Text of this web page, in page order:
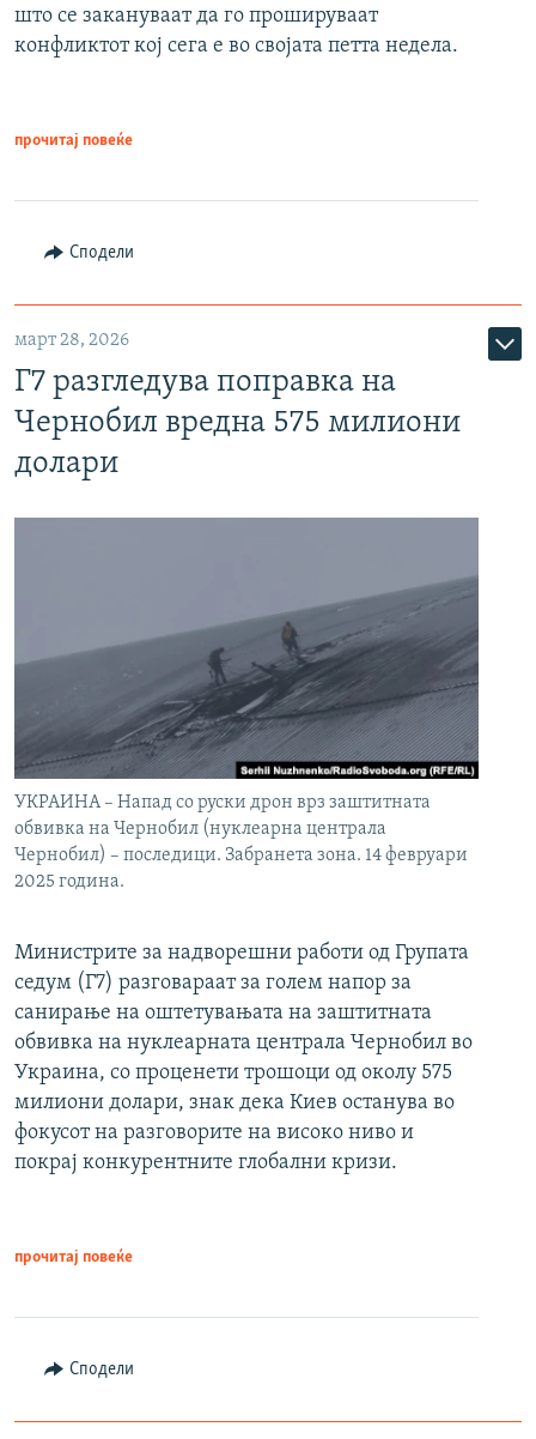
што се закануваат да го прошируваат
конфликтот кој сега е во својата петта недела.
прочитај повеќе
Сподели
март 28, 2026
Г7 разгледува поправка на
Чернобил вредна 575 милиони
долари
УКРАИНА – Напад со руски дрон врз заштитната
обвивка на Чернобил (нуклеарна централа
Чернобил) – последици. Забранета зона. 14 февруари
2025 година.
Министрите за надворешни работи од Групата
седум (Г7) разговараат за голем напор за
санирање на оштетувањата на заштитната
обвивка на нуклеарната централа Чернобил во
Украина, со проценети трошоци од околу 575
милиони долари, знак дека Киев останува во
фокусот на разговорите на високо ниво и
покрај конкурентните глобални кризи.
прочитај повеќе
Сподели